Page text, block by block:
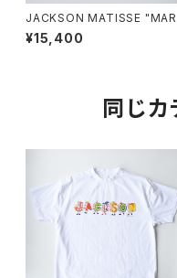
JACKSON MATISSE
YN MONROE Longsleeve
ee"
¥15,400
同じ